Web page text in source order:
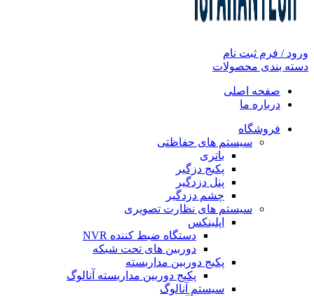
ورود / فرم ثبت نام
دسته بندی محصولات
صفحه اصلی
درباره ما
فروشگاه
سیستم های حفاظتی
باتری
پکیج دزگیر
پنل دزدگیر
چشم دزدگیر
سیستم های نظارت تصویری
اپلینکس
دستگاه ضبط کننده NVR
دوربین های تحت شبکه
پکیج دوربین مداربسته
پکیج دوربین مداربسته آنالوگ
سیستم آنالوگ